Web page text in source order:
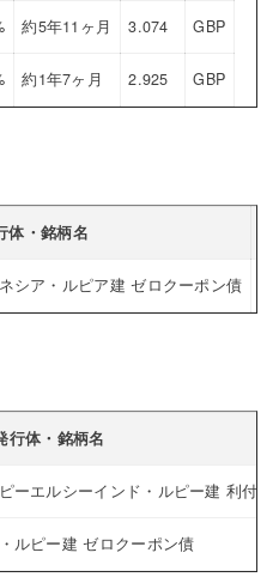
約5年11ヶ月 3.074 GBP
約1年7ヶ月 2.925 GBP
体・銘柄名
シア・ルピア建 ゼロクーポン債
行体・銘柄名
ーエルシーインド・ルピー建 利付債
ルピー建 ゼロクーポン債